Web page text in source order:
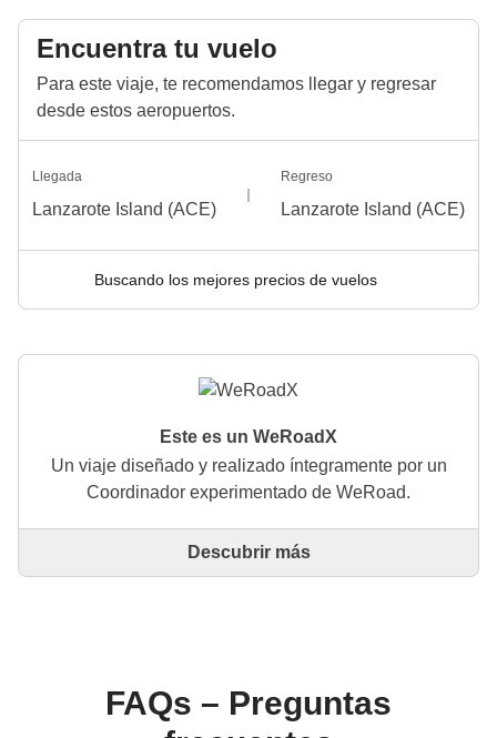
Encuentra tu vuelo
Para este viaje, te recomendamos llegar y regresar
desde estos aeropuertos.
Llegada
Lanzarote Island (ACE)
Regreso
Lanzarote Island (ACE)
Buscando los mejores precios de vuelos
Este es un WeRoadX
Un viaje diseñado y realizado íntegramente por un
Coordinador experimentado de WeRoad.
Este es un viaje diseñado y realizado íntegramente
WeRoad puedes reservar el viaje y gestionarlo en tu
área personal, como cualquier otro WeRoad.
Descubrir más
FAQs – Preguntas